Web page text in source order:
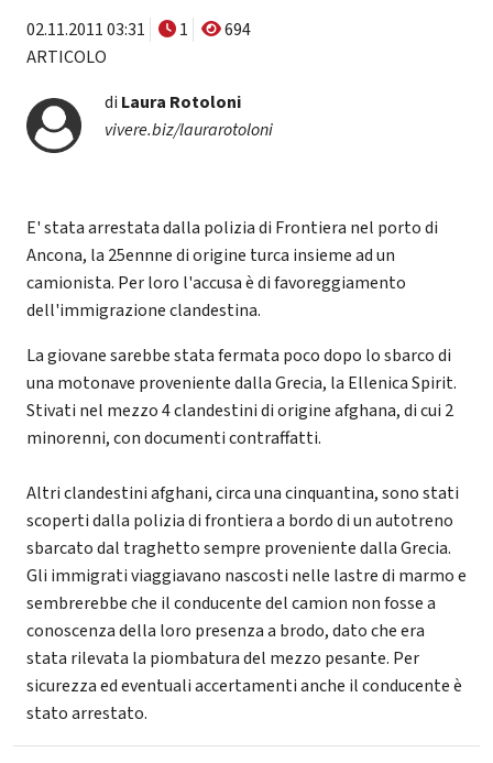
02.11.2011 03:31 1
694
ARTICOLO
di Laura Rotoloni
vivere.biz/laurarotoloni
E' stata arrestata dalla polizia di Frontiera nel porto di
Ancona, la 25ennne di origine turca insieme ad un
camionista. Per loro l'accusa è di favoreggiamento
dell'immigrazione clandestina.
La giovane sarebbe stata fermata poco dopo lo sbarco di
una motonave proveniente dalla Grecia, la Ellenica Spirit.
Stivati nel mezzo 4 clandestini di origine afghana, di cui 2
minorenni, con documenti contraffatti.
Altri clandestini afghani, circa una cinquantina, sono stati
scoperti dalla polizia di frontiera a bordo di un autotreno
sbarcato dal traghetto sempre proveniente dalla Grecia.
Gli immigrati viaggiavano nascosti nelle lastre di marmo e
sembrerebbe che il conducente del camion non fosse a
conoscenza della loro presenza a brodo, dato che era
stata rilevata la piombatura del mezzo pesante. Per
sicurezza ed eventuali accertamenti anche il conducente è
stato arrestato.